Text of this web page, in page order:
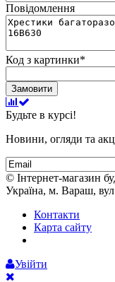
Повідомлення
Код з картинки*
Замовити
Будьте в курсі!
Новини, огляди та
© Інтернет-магазин
Україна, м. Вараш,
Контакти
Карта сайту
Увійти